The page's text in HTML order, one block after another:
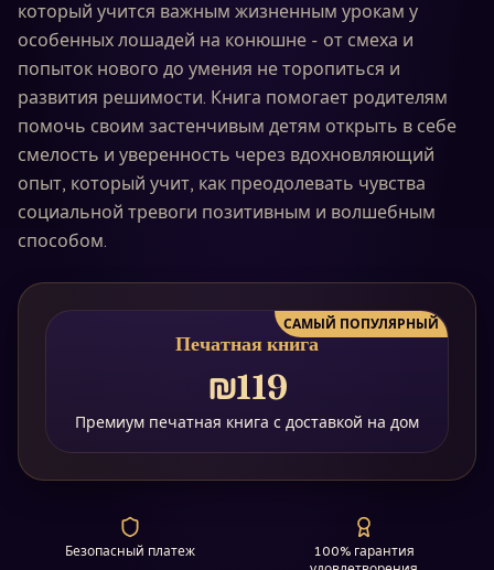
который учится важным жизненным урокам у
особенных лошадей на конюшне - от смеха и
попыток нового до умения не торопиться и
развития решимости. Книга помогает родителям
помочь своим застенчивым детям открыть в себе
смелость и уверенность через вдохновляющий
опыт, который учит, как преодолевать чувства
социальной тревоги позитивным и волшебным
способом.
САМЫЙ ПОПУЛЯРНЫЙ
Печатная книга
₪119
Премиум печатная книга с доставкой на дом
Безопасный платеж
100% гарантия